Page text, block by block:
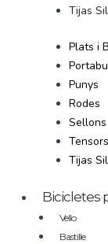
Tijas
Plats i
Punys
Rodes
Sellons
Tijas
Bicicletes
Vello
Bastille